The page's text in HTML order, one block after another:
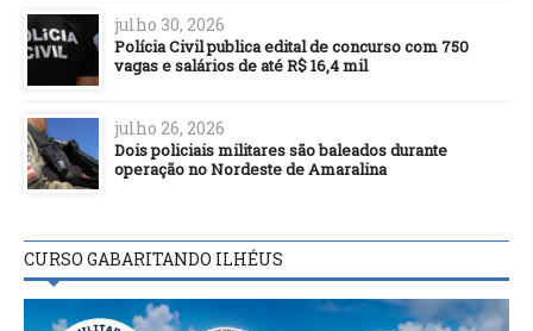
julho 30, 2026
Polícia Civil publica edital de concurso com 750
vagas e salários de até R$ 16,4 mil
julho 26, 2026
Dois policiais militares são baleados durante
operação no Nordeste de Amaralina
CURSO GABARITANDO ILHÉUS